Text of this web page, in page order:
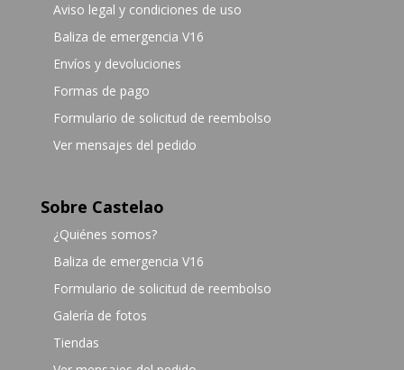
Aviso legal y condiciones de uso
Baliza de emergencia V16
Envíos y devoluciones
Formas de pago
Formulario de solicitud de reembolso
Ver mensajes del pedido
Sobre Castelao
¿Quiénes somos?
Baliza de emergencia V16
Formulario de solicitud de reembolso
Galería de fotos
Tiendas